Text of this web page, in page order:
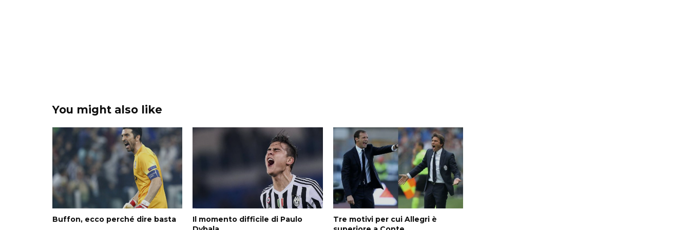
You might also like
Buffon, ecco perché dire basta
Il momento difficile di Paulo
Tre motivi per cui Allegri è